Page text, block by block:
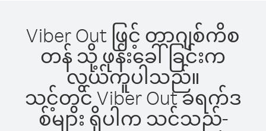
Viber Out ဖြင့် တာဂျစ်ကိစ
တန် သို့ ဖုန်းခေါ်ခြင်းက
လွယ်ကူပါသည်။
သင့်တွင် Viber Out ခရက်ဒ
စ်များ ရှိပါက သင်သည်-